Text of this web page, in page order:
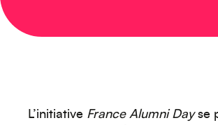
L’initiative France Alumni Day se